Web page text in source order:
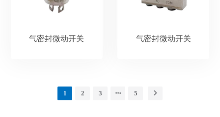
气密封微动开关 气密封微动开关
1 2 3 5